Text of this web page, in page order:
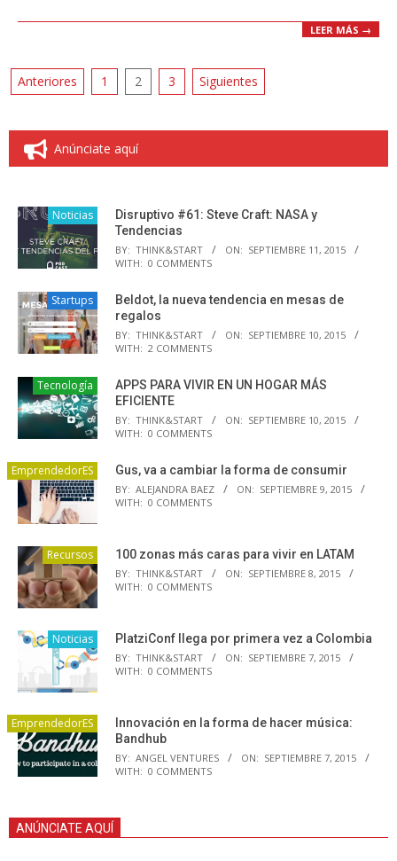
LEER MÁS →
Paginación
entradas
Anteriores 1 2 3 Siguientes
Anúnciate aquí
Noticias
Disruptivo #61: Steve Craft: NASA y
Tendencias
BY: THINK&START ON: SEPTIEMBRE 11, 2015
WITH: 0 COMMENTS
Startups
Beldot, la nueva tendencia en mesas de
regalos
BY: THINK&START ON: SEPTIEMBRE 10, 2015
WITH: 2 COMMENTS
Tecnología
APPS PARA VIVIR EN UN HOGAR MÁS
EFICIENTE
BY: THINK&START ON: SEPTIEMBRE 10, 2015
WITH: 0 COMMENTS
EmprendedorES Gus, va a cambiar la forma de consumir
BY: ALEJANDRA BAEZ ON: SEPTIEMBRE 9, 2015
WITH: 0 COMMENTS
Recursos 100 zonas más caras para vivir en LATAM
BY: THINK&START ON: SEPTIEMBRE 8, 2015
WITH: 0 COMMENTS
Noticias PlatziConf llega por primera vez a Colombia
BY: THINK&START ON: SEPTIEMBRE 7, 2015
WITH: 0 COMMENTS
EmprendedorES
Innovación en la forma de hacer música:
Bandhub
BY: ANGEL VENTURES ON: SEPTIEMBRE 7, 2015
WITH: 0 COMMENTS
ANÚNCIATE AQUÍ